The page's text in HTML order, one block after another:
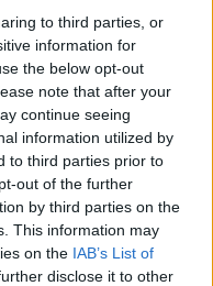
to third parties, or
information for
the below opt-out
note that after your
continue seeing
information utilized by
to third parties prior to
out of the further
by third parties on the
This information may
on the IAB’s List of
disclose it to other